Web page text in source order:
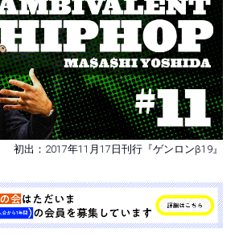
初出：2017年11月17日刊行『ゲンロンβ19』